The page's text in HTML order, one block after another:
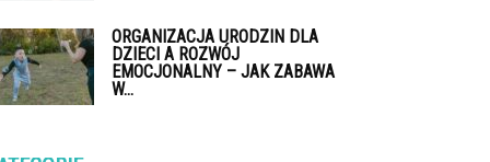
ORGANIZACJA URODZIN DLA
DZIECI A ROZWÓJ
EMOCJONALNY – JAK ZABAWA
W...